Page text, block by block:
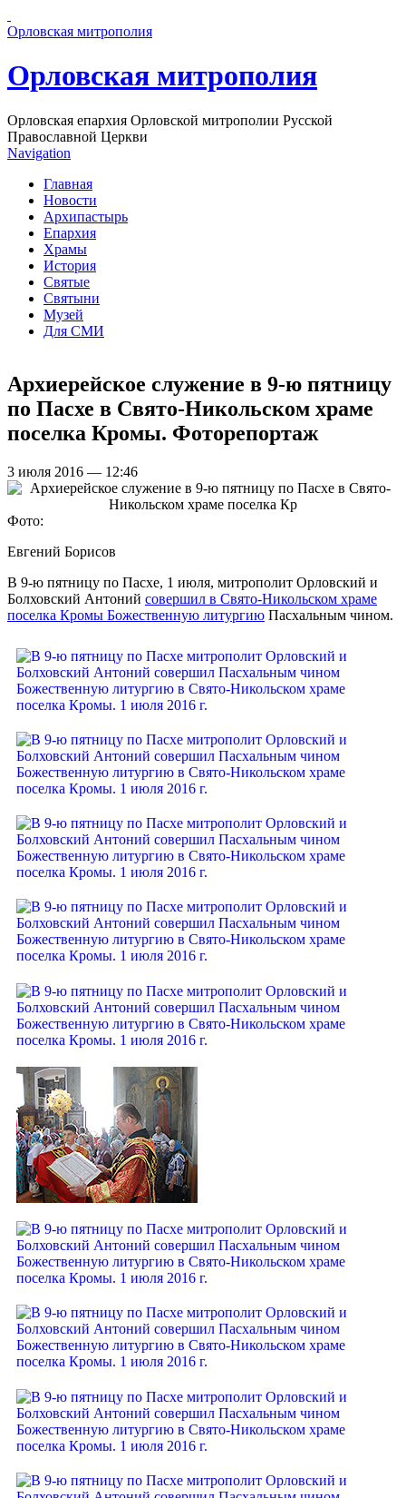
Орловская митрополия
Орловская митрополия
Орловская епархия Орловской митрополии Русской
Православной Церкви
Navigation
Главная
Новости
Архипастырь
Епархия
Храмы
История
Святые
Святыни
Музей
Для СМИ
Архиерейское служение в 9-ю пятницу
по Пасхе в Свято-Никольском храме
поселка Кромы. Фоторепортаж
3 июля 2016 — 12:46
Фото:
Евгений Борисов
В 9-ю пятницу по Пасхе, 1 июля, митрополит Орловский и
Болховский Антоний совершил в Свято-Никольском храме
поселка Кромы Божественную литургию Пасхальным чином.